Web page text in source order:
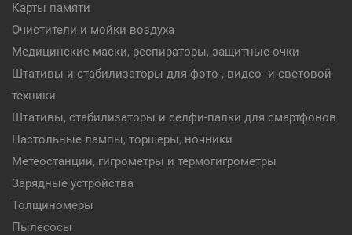
Карты памяти
Очистители и мойки воздуха
Медицинские маски, респираторы, защитные очки
Штативы и стабилизаторы для фото-, видео- и световой
техники
Штативы, стабилизаторы и селфи-палки для смартфонов
Настольные лампы, торшеры, ночники
Метеостанции, гигрометры и термогигрометры
Зарядные устройства
Толщиномеры
Пылесосы